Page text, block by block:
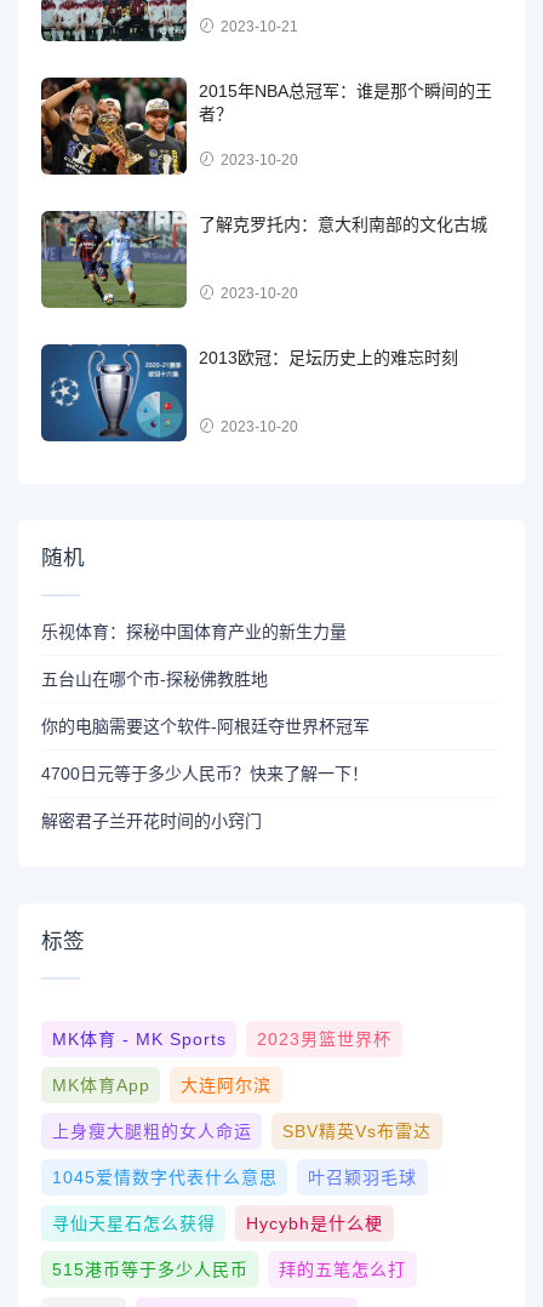
2023-10-21
2015年NBA总冠军：谁是那个瞬间的王
者？
2023-10-20
了解克罗托内：意大利南部的文化古城
2023-10-20
2013欧冠：足坛历史上的难忘时刻
2023-10-20
随机
乐视体育：探秘中国体育产业的新生力量
五台山在哪个市-探秘佛教胜地
你的电脑需要这个软件-阿根廷夺世界杯冠军
4700日元等于多少人民币？快来了解一下！
解密君子兰开花时间的小窍门
标签
MK体育 - MK Sports 2023男篮世界杯
MK体育App 大连阿尔滨
上身瘦大腿粗的女人命运 SBV精英vs布雷达
1045爱情数字代表什么意思 叶召颖羽毛球
寻仙天星石怎么获得 Hycybh是什么梗
515港币等于多少人民币 拜的五笔怎么打